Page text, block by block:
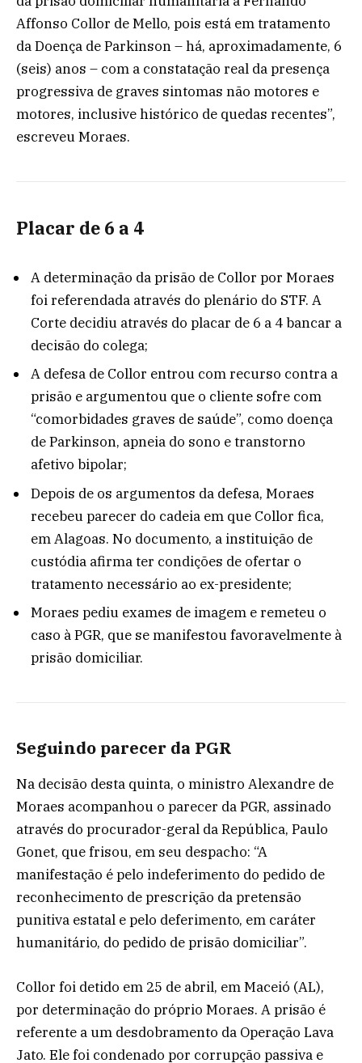
Affonso Collor de Mello, pois está em tratamento
da Doença de Parkinson – há, aproximadamente, 6
(seis) anos – com a constatação real da presença
progressiva de graves sintomas não motores e
motores, inclusive histórico de quedas recentes”,
escreveu Moraes.
Placar de 6 a 4
A determinação da prisão de Collor por Moraes
foi referendada através do plenário do STF. A
Corte decidiu através do placar de 6 a 4 bancar a
decisão do colega;
A defesa de Collor entrou com recurso contra a
prisão e argumentou que o cliente sofre com
“comorbidades graves de saúde”, como doença
de Parkinson, apneia do sono e transtorno
afetivo bipolar;
Depois de os argumentos da defesa, Moraes
recebeu parecer do cadeia em que Collor fica,
em Alagoas. No documento, a instituição de
custódia afirma ter condições de ofertar o
tratamento necessário ao ex-presidente;
Moraes pediu exames de imagem e remeteu o
caso à PGR, que se manifestou favoravelmente à
prisão domiciliar.
Seguindo parecer da PGR
Na decisão desta quinta, o ministro Alexandre de
Moraes acompanhou o parecer da PGR, assinado
através do procurador-geral da República, Paulo
Gonet, que frisou, em seu despacho: “A
manifestação é pelo indeferimento do pedido de
reconhecimento de prescrição da pretensão
punitiva estatal e pelo deferimento, em caráter
humanitário, do pedido de prisão domiciliar”.
Collor foi detido em 25 de abril, em Maceió (AL),
por determinação do próprio Moraes. A prisão é
referente a um desdobramento da Operação Lava
Jato. Ele foi condenado por corrupção passiva e